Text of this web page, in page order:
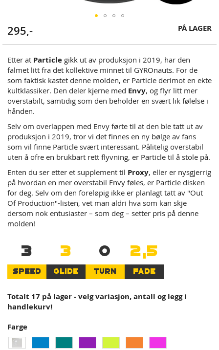
Skip
to
the
beginning
of
the
images
gallery
295,- PÅ LAGER
Etter at Particle gikk ut av produksjon i 2019, har den
falmet litt fra det kollektive minnet til GYROnauts. For de
som faktisk kastet denne molden, er Particle derimot en ekte
kultklassiker. Den deler kjerne med Envy, og flyr litt mer
overstabilt, samtidig som den beholder en svært lik følelse i
hånden.
Selv om overlappen med Envy førte til at den ble tatt ut av
produksjon i 2019, tror vi det finnes en ny bølge av fans
som vil finne Particle svært interessant. Pålitelig overstabil
uten å ofre en brukbart rett flyvning, er Particle til å stole på.
Enten du ser etter et supplement til Proxy, eller er nysgjerrig
på hvordan en mer overstabil Envy føles, er Particle disken
for deg. Selv om den foreløpig ikke er planlagt tatt av "Out
Of Production"-listen, vet man aldri hva som kan skje
dersom nok entusiaster – som deg – setter pris på denne
molden!
3
SPEED
3
GLIDE
0
TURN
2,5
FADE
Totalt 17 på lager - velg variasjon, antall og legg i
handlekurv!
Farge